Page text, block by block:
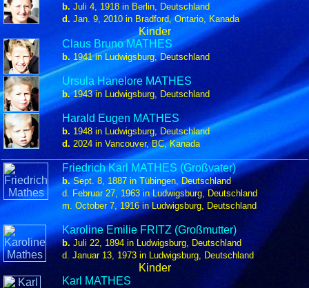
b. Juli 4, 1918 in Berlin, Deutschland
d. Jan. 9, 2010 in Bradford, Ontario, Kanada
Kinder
Claus Bruno MATHES
b. 1941 in Ludwigsburg, Deutschland
Ursula Hanelore MATHES
b.1943 in Ludwigsburg, Deutschland
Harald Eugen MATHES
b. 1948 in Ludwigsburg, Deutschland
d. 2024 in Vancouver, BC, Kanada
Friedrich Karl MATHES (Großvater)
b.Sept. 8, 1887 in Tübingen, Deutschland
d. Februar 27, 1963 in Ludwigsburg, Deutschland
m. October 7, 1916 in Ludwigsburg, Deutschland
Karoline Emilie FRITZ (Großmutter)
b.Juli 22, 1894 in Ludwigsburg, Deutschland
d. Januar 13, 1973 in Ludwigsburg, Deutschland
Kinder
Karl MATHES